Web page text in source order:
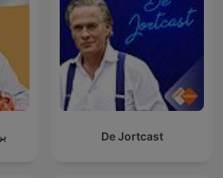
De Jortcast